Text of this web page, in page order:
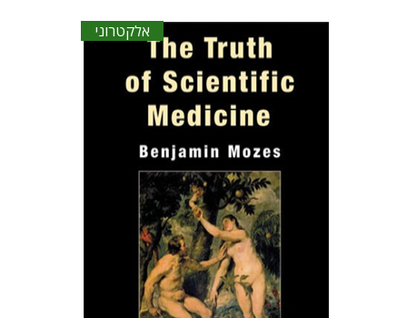
אלקטרוני
בנימין מוזס
הנחת אתר ספר אלקטרוני